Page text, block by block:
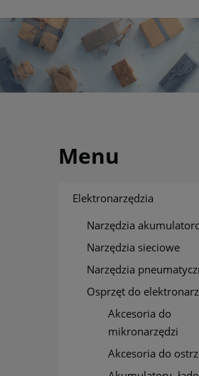
Menu
Elektronarzędzia
Narzędzia
Narzędzia sieciowe
Narzędzia
Osprzęt do
Akcesoria do
mikronarzędzi
Akcesoria do